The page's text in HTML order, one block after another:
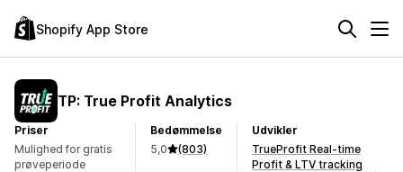
Shopify App Store
TP: True Profit Analytics
Priser
Mulighed for gratis
prøveperiode
Bedømmelse
5,0
(803)
Udvikler
TrueProfit Real-time
Profit & LTV tracking